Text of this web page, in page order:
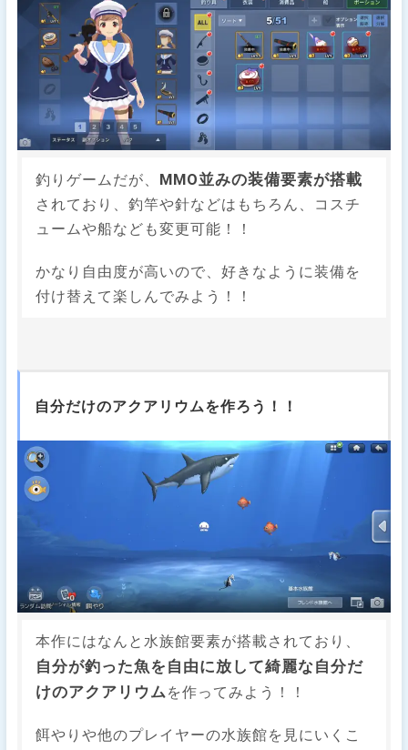
釣りゲームだが、 MMO並みの装備要素が搭載
されており、釣竿や針などはもちろん、コスチ
ュームや船なども変更可能！！
かなり自由度が高いので、好きなように装備を
付け替えて楽しんでみよう！！
自分だけのアクアリウムを作ろう！！
本作にはなんと水族館要素が搭載されており、
自分が釣った魚を自由に放して綺麗な自分だ
けのアクアリウムを作ってみよう！！
餌やりや他のプレイヤーの水族館を見にいくこ